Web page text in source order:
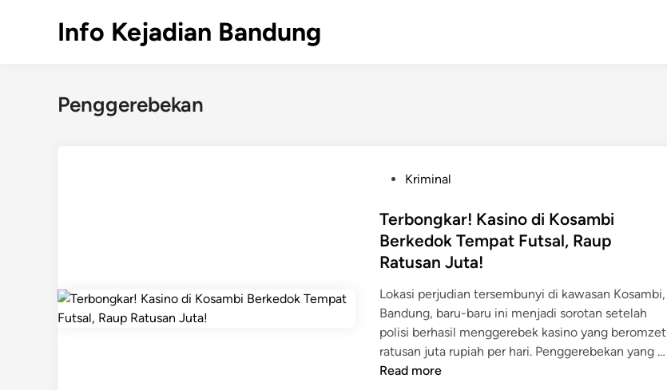
Info Kejadian Bandung
Penggerebekan
s
t
e
i
n
Kriminal
Terbongkar! Kasino di Kosambi
Berkedok Tempat Futsal, Raup
Ratusan Juta!
Lokasi perjudian tersembunyi di kawasan Kosambi,
Bandung, baru-baru ini menjadi sorotan setelah
polisi berhasil menggerebek kasino yang beromzet
ratusan juta rupiah per hari. Penggerebekan yang …T
Read more